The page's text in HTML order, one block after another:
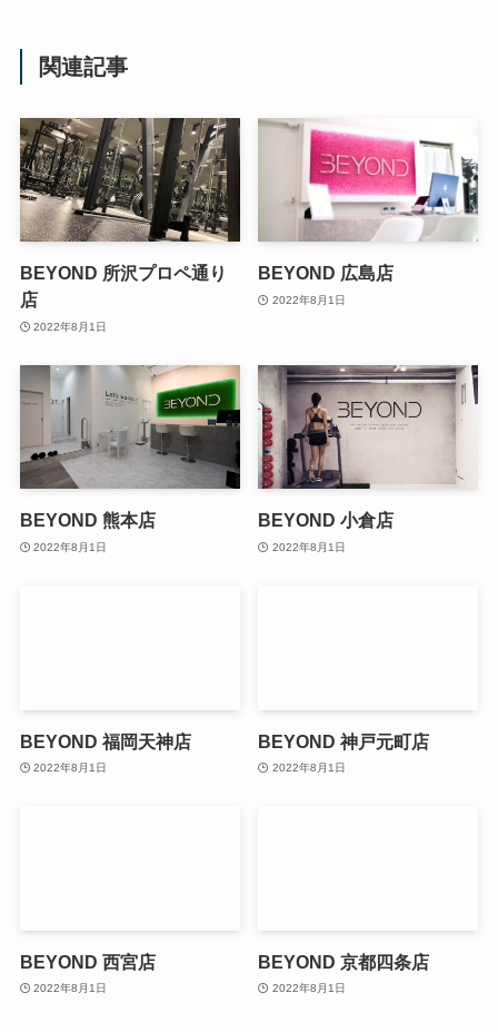
関連記事
BEYOND 所沢プロペ通り
店
2022年8月1日
BEYOND 広島店
2022年8月1日
BEYOND 熊本店
2022年8月1日
BEYOND 小倉店
2022年8月1日
BEYOND 福岡天神店
2022年8月1日
BEYOND 神戸元町店
2022年8月1日
BEYOND 西宮店
2022年8月1日
BEYOND 京都四条店
2022年8月1日